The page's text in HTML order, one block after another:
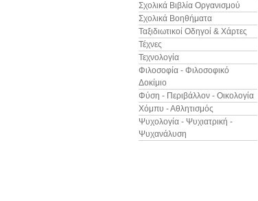
Σχολικά Βιβλία Οργανισμού
Σχολικά Βοηθήματα
Ταξιδιωτικοί Οδηγοί & Χάρτες
Τέχνες
Τεχνολογία
Φιλοσοφία - Φιλοσοφικό
Δοκίμιο
Φύση - Περιβάλλον - Οικολογία
Χόμπυ - Αθλητισμός
Ψυχολογία - Ψυχιατρική -
Ψυχανάλυση